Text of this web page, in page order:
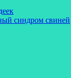
синдром свиней